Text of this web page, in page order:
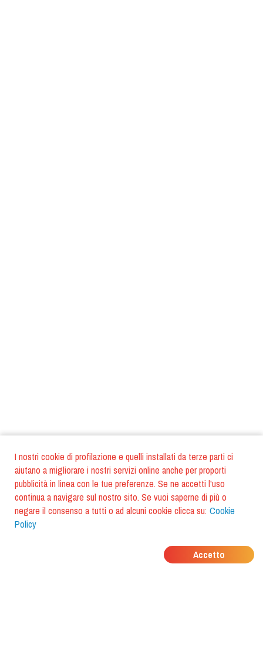
I nostri cookie di profilazione e quelli installati da terze parti ci
aiutano a migliorare i nostri servizi online anche per proporti
pubblicità in linea con le tue preferenze. Se ne accetti l'uso
continua a navigare sul nostro sito. Se vuoi saperne di più o
negare il consenso a tutti o ad alcuni cookie clicca su: Cookie
Policy
Accetto
DOVE MANGIANO I
TUOI AMICI?